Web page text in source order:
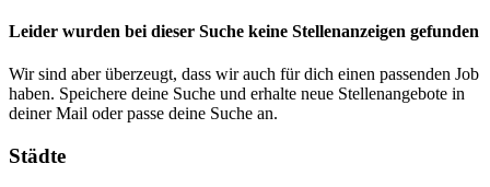
Leider wurden bei dieser Suche keine Stellenanzeigen gefunden
Wir sind aber überzeugt, dass wir auch für dich einen passenden Job
haben. Speichere deine Suche und erhalte neue Stellenangebote in
deiner Mail oder passe deine Suche an.
Städte